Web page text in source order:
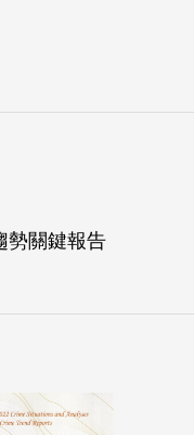
勢關鍵報告